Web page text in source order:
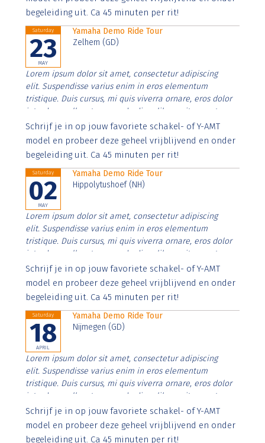
begeleiding uit. Ca 45 minuten per rit!
Saturday
23
MAY
Yamaha Demo Ride Tour
Zelhem (GD)
Lorem ipsum dolor sit amet, consectetur adipiscing
elit. Suspendisse varius enim in eros elementum
tristique. Duis cursus, mi quis viverra ornare, eros dolor
interdum nulla, ut commodo diam libero vitae erat.
Aenean faucibus nibh et justo cursus id rutrum lorem
imperdiet. Nunc ut sem vitae risus tristique posuere.
Schrijf je in op jouw favoriete schakel- of Y-AMT
model en probeer deze geheel vrijblijvend en onder
begeleiding uit. Ca 45 minuten per rit!
Saturday
02
MAY
Yamaha Demo Ride Tour
Hippolytushoef (NH)
Lorem ipsum dolor sit amet, consectetur adipiscing
elit. Suspendisse varius enim in eros elementum
tristique. Duis cursus, mi quis viverra ornare, eros dolor
interdum nulla, ut commodo diam libero vitae erat.
Aenean faucibus nibh et justo cursus id rutrum lorem
imperdiet. Nunc ut sem vitae risus tristique posuere.
Schrijf je in op jouw favoriete schakel- of Y-AMT
model en probeer deze geheel vrijblijvend en onder
begeleiding uit. Ca 45 minuten per rit!
Saturday
18
APRIL
Yamaha Demo Ride Tour
Nijmegen (GD)
Lorem ipsum dolor sit amet, consectetur adipiscing
elit. Suspendisse varius enim in eros elementum
tristique. Duis cursus, mi quis viverra ornare, eros dolor
interdum nulla, ut commodo diam libero vitae erat.
Aenean faucibus nibh et justo cursus id rutrum lorem
imperdiet. Nunc ut sem vitae risus tristique posuere.
Schrijf je in op jouw favoriete schakel- of Y-AMT
model en probeer deze geheel vrijblijvend en onder
begeleiding uit. Ca 45 minuten per rit!